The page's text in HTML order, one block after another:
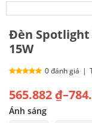
Đèn Spotlight
15W
0 đánh giá |
565.882 ₫–
Khoảng
giá:
Ánh sáng